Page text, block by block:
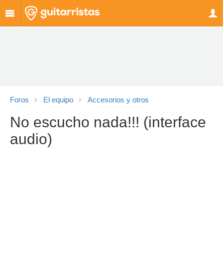
Foros El equipo Accesorios y otros
No escucho nada!!! (interface
audio)